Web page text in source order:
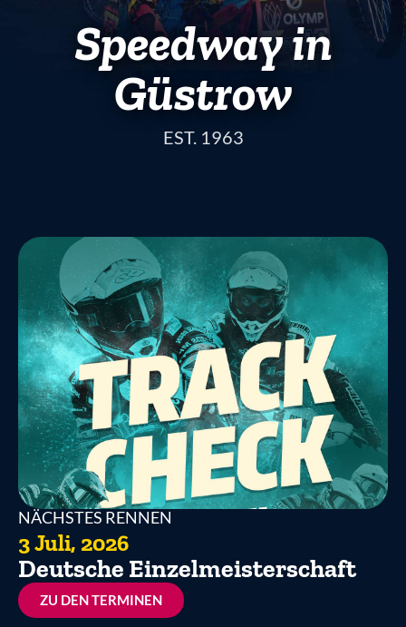
Speedway in
Güstrow
EST. 1963
NÄCHSTES RENNEN
3 Juli, 2026
Deutsche Einzelmeisterschaft
ZU DEN TERMINEN